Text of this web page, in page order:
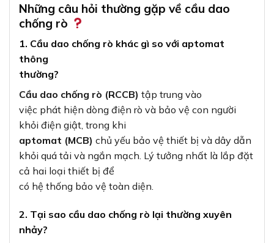
Những câu hỏi thường gặp về cầu dao
chống rò
1. Cầu dao chống rò khác gì so với aptomat
thông
thường?
Cầu dao chống rò (RCCB) tập trung vào
việc phát hiện dòng điện rò và bảo vệ con người
khỏi điện giật, trong khi
aptomat (MCB) chủ yếu bảo vệ thiết bị và dây dẫn
khỏi quá tải và ngắn mạch. Lý tưởng nhất là lắp đặt
cả hai loại thiết bị để
có hệ thống bảo vệ toàn diện.
2. Tại sao cầu dao chống rò lại thường xuyên
nhảy?